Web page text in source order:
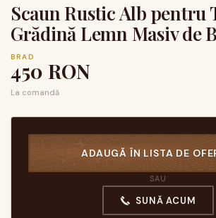
Scaun Rustic Alb pentru
Grădină Lemn Masiv de
BRAD
450 RON
La comandă
ADAUGĂ ÎN LISTA DE
SAU
SUNĂ ACUM